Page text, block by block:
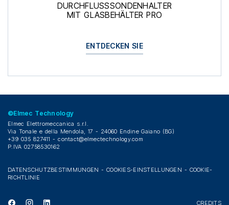
DURCHFLUSSSONDENHALTER
MIT GLASBEHÄLTER PRO
ENTDECKEN SIE
©Elmec Technology
Elmec Elettromeccanica s.r.l.
Via Tonale e della Mendola, 17 - 24060 Endine Gaiano (BG)
+39 035 827411 -contact@elmectechnology.com
P.IVA 02758530162
DATENSCHUTZBESTIMMUNGEN-COOKIES-EINSTELLUNGEN - COOKIE-
RICHTLINIE
CREDITS